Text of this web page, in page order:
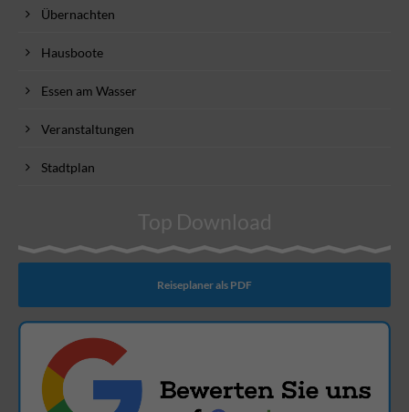
Übernachten
Hausboote
Essen am Wasser
Veranstaltungen
Stadtplan
Top Download
Reiseplaner als PDF